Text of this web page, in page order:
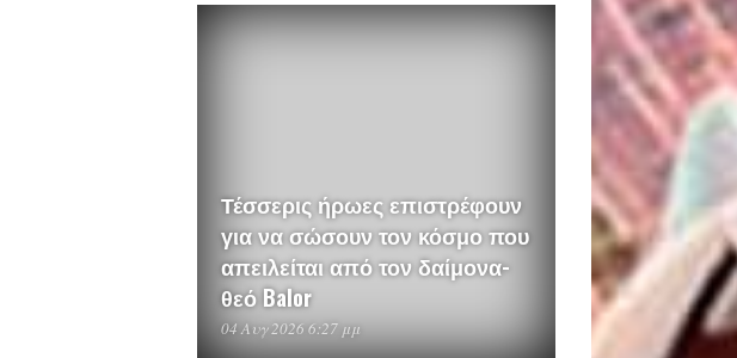
Τέσσερις ήρωες επιστρέφουν
για να σώσουν τον κόσμο που
απειλείται από τον δαίμονα-
θεό Balor
04 Αυγ 2026 6:27 μμ